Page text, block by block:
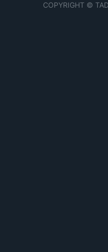
COPYRIGHT ©